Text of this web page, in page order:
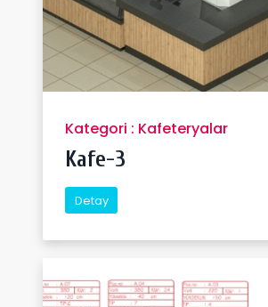
Kategori : Kafeteryalar
Kafe-3
Detay